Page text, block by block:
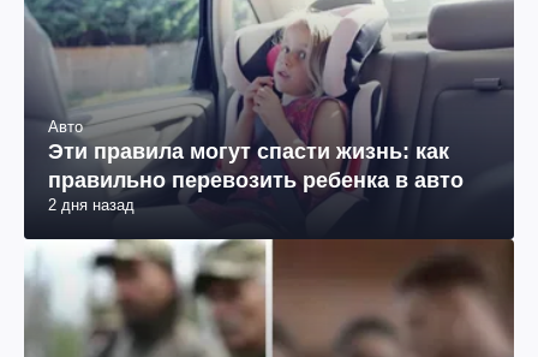
Авто
Эти правила могут спасти жизнь: как
правильно перевозить ребенка в авто
2 дня назад